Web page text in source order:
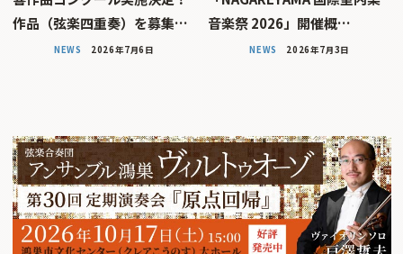
作品（弦楽四重奏）を募集…
NEWS 2026年7月6日
音楽祭 2026」開催概…
NEWS 2026年7月3日